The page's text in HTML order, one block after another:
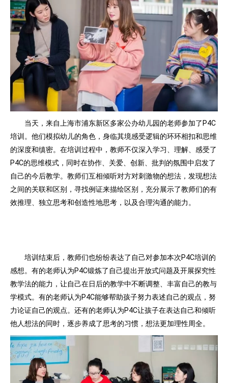
当天，来自上海市浦东新区多家公办幼儿园的老师参加了P4C
培训。他们模拟幼儿的角色，身临其境感受逻辑的环环相扣和思维
的深度和缜密。在培训过程中，教师不仅深入学习、理解、感受了
P4C的思维模式，同时在协作、关爱、创新、批判的氛围中启发了
自己的今后教学。教师们互相倾听对方对刺激物的想法，发现想法
之间的关联和区别，寻找例证来描绘区别，充分展示了教师们的有
效推理、独立思考和创造性地思考，以及合理沟通的能力。
培训结束后，教师们也纷纷表达了自己对参加本次P4C培训的
感想。有的老师认为P4C锻炼了自己提出开放式问题及开展探究性
教学法的能力，让自己在日后的教学中不断调整、丰富自己的教与
学模式。有的老师认为P4C能够帮助孩子努力表述自己的观点，努
力论证自己的观点。还有的老师认为P4C让孩子在表达自己和倾听
他人想法的同时，逐步养成了思考的习惯，想法更加理性周全。